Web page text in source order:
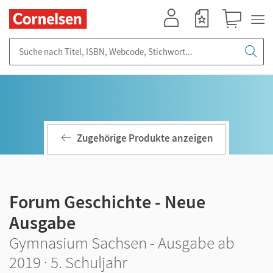
Zugehörige Produkte anzeigen
Forum Geschichte - Neue
Ausgabe
Gymnasium Sachsen - Ausgabe ab
2019 · 5. Schuljahr